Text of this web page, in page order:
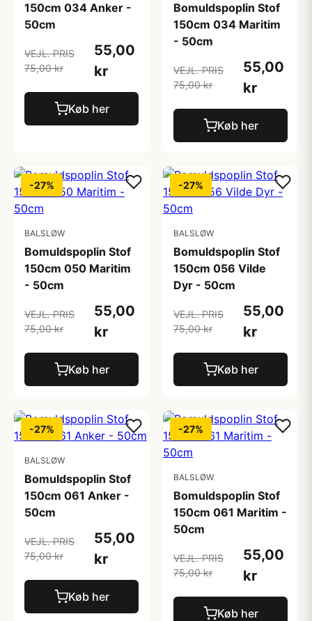
150cm 034 Anker -
50cm
VEJL. PRIS
75,00 kr
55,00
kr
Køb her
Bomuldspoplin Stof
150cm 034 Maritim
- 50cm
VEJL. PRIS
75,00 kr
55,00
kr
Køb her
-27%
BALSLØW
Bomuldspoplin Stof
150cm 050 Maritim
- 50cm
VEJL. PRIS
75,00 kr
55,00
kr
Køb her
-27%
BALSLØW
Bomuldspoplin Stof
150cm 056 Vilde
Dyr - 50cm
VEJL. PRIS
75,00 kr
55,00
kr
Køb her
-27%
BALSLØW
Bomuldspoplin Stof
150cm 061 Anker -
50cm
VEJL. PRIS
75,00 kr
55,00
kr
Køb her
-27%
BALSLØW
Bomuldspoplin Stof
150cm 061 Maritim -
50cm
VEJL. PRIS
75,00 kr
55,00
kr
Køb her